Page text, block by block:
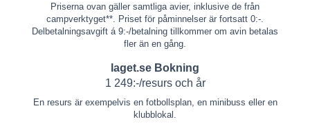
Priserna ovan gäller samtliga avier, inklusive de från
campverktyget**. Priset för påminnelser är fortsatt 0:-.
Delbetalningsavgift á 9:-/betalning tillkommer om avin betalas
fler än en gång.
laget.se Bokning
1 249:-/resurs och år
En resurs är exempelvis en fotbollsplan, en minibuss eller en
klubblokal.